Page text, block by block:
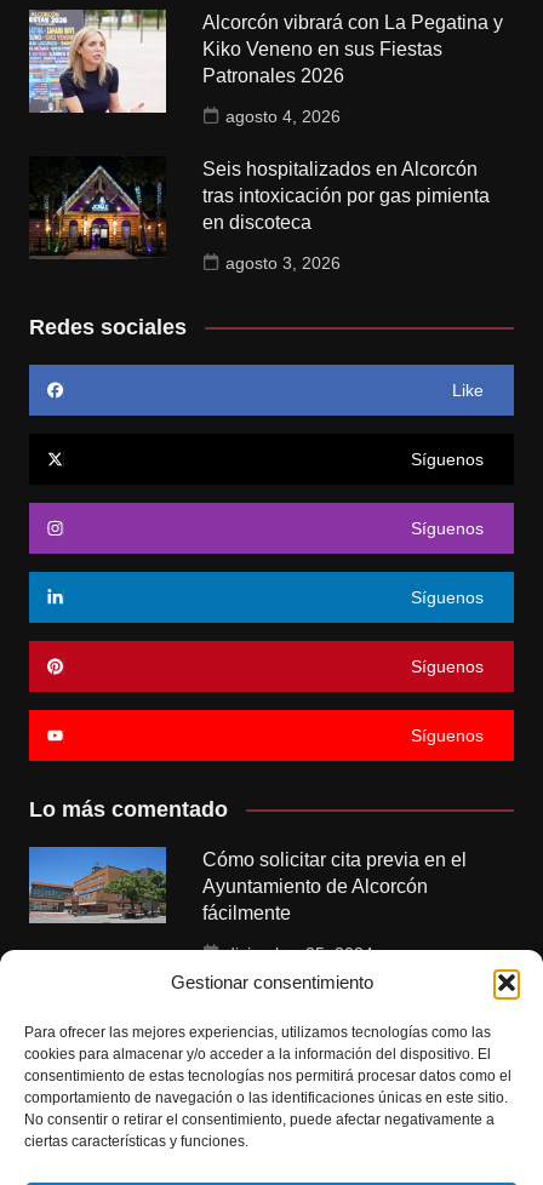
Gestionar consentimiento
Para ofrecer las mejores experiencias, utilizamos tecnologías como las
cookies para almacenar y/o acceder a la información del dispositivo. El
consentimiento de estas tecnologías nos permitirá procesar datos como el
comportamiento de navegación o las identificaciones únicas en este sitio.
No consentir o retirar el consentimiento, puede afectar negativamente a
ciertas características y funciones.
Alcorcón vibrará con La Pegatina y
Kiko Veneno en sus Fiestas
Patronales 2026
agosto 4, 2026
Seis hospitalizados en Alcorcón
tras intoxicación por gas pimienta
en discoteca
agosto 3, 2026
Redes sociales
Like
Síguenos
Síguenos
Síguenos
Síguenos
Síguenos
Lo más comentado
Cómo solicitar cita previa en el
Ayuntamiento de Alcorcón
fácilmente
diciembre 25, 2024
Alcorcón: instalaciones y servicios
disponibles
enero 6, 2025
Citas para empadronamiento en
Alcorcón: guía completa y pasos a